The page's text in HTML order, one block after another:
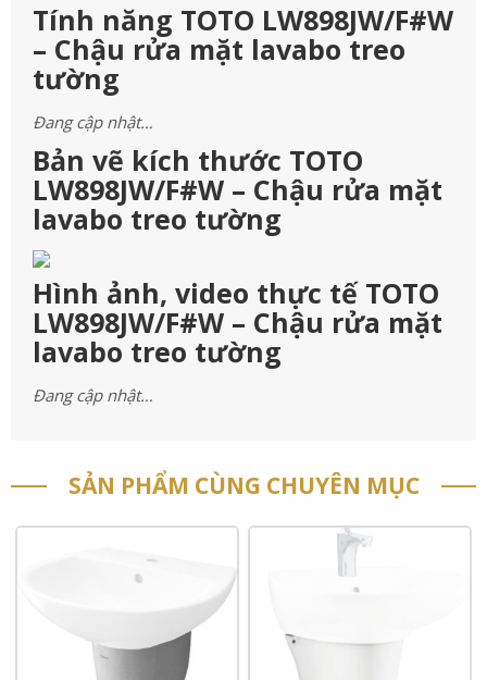
Tính năng TOTO LW898JW/F#W
– Chậu rửa mặt lavabo treo
tường
Đang cập nhật…
Bản vẽ kích thước TOTO
LW898JW/F#W – Chậu rửa mặt
lavabo treo tường
Hình ảnh, video thực tế TOTO
LW898JW/F#W – Chậu rửa mặt
lavabo treo tường
Đang cập nhật…
SẢN PHẨM CÙNG CHUYÊN MỤC